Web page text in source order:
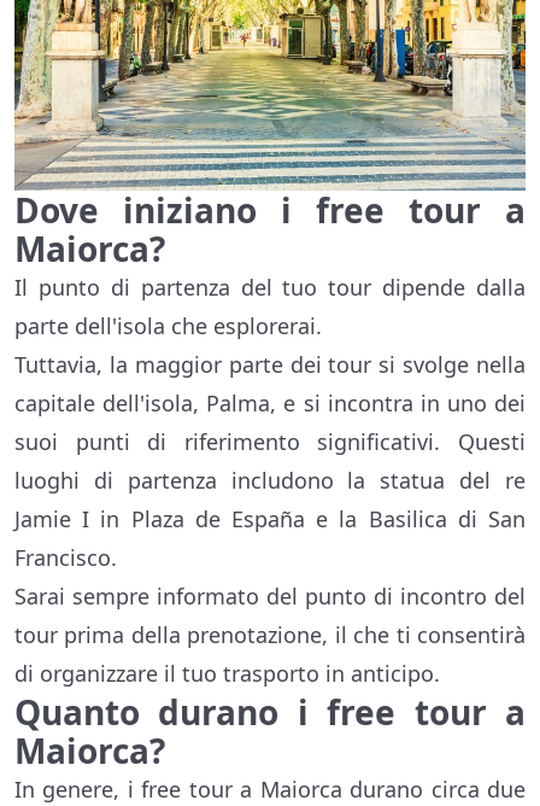
Dove iniziano i free tour a
Maiorca?
Il punto di partenza del tuo tour dipende dalla
parte dell'isola che esplorerai.
Tuttavia, la maggior parte dei tour si svolge nella
capitale dell'isola, Palma, e si incontra in uno dei
suoi punti di riferimento significativi. Questi
luoghi di partenza includono la statua del re
Jamie I in Plaza de España e la Basilica di San
Francisco.
Sarai sempre informato del punto di incontro del
tour prima della prenotazione, il che ti consentirà
di organizzare il tuo trasporto in anticipo.
Quanto durano i free tour a
Maiorca?
In genere, i free tour a Maiorca durano circa due